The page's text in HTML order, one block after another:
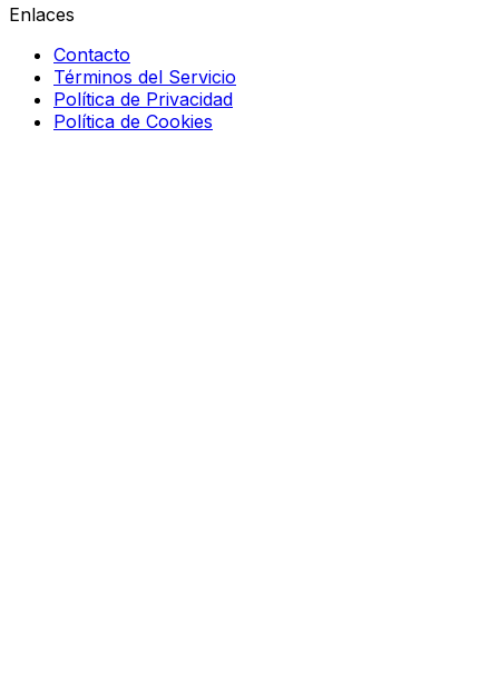
Enlaces
Contacto
Términos del Servicio
Política de Privacidad
Política de Cookies